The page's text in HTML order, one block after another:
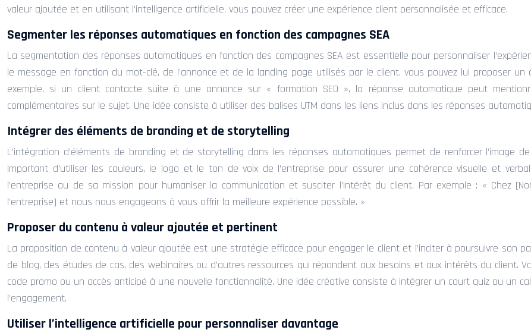
valeur ajoutée et en utilisant l’intelligence artificielle, vous pouvez créer une expérience client personnalisée et efficace.
Segmenter les réponses automatiques en fonction des campagnes SEA
La segmentation des réponses automatiques en fonction des campagnes SEA est essentielle pour personnaliser
le message en fonction du mot-clé, de l’annonce et de la landing page utilisés par le client, vous pouvez lui proposer
exemple, si un client contacte suite à une annonce sur « formation SEO », la réponse automatique peut
complémentaires sur le sujet. Une idée consiste à utiliser des balises UTM dans les liens inclus dans les réponses
Intégrer des éléments de branding et de storytelling
L’intégration d’éléments de branding et de storytelling dans les réponses automatiques permet de renforcer l’image
important d’utiliser les couleurs, le logo et le ton de voix de l’entreprise pour assurer une cohérence visuelle et
l’entreprise ou de sa mission pour humaniser la communication et susciter l’intérêt du client. Par exemple : « Chez
l’entreprise] et nous nous engageons à vous offrir la meilleure expérience possible. »
Proposer du contenu à valeur ajoutée et pertinent
La proposition de contenu à valeur ajoutée est une stratégie efficace pour engager le client et l’inciter à poursuivre son
de blog, des études de cas, des webinaires ou d’autres ressources qui répondent aux besoins et aux intérêts du client.
code promo ou un accès anticipé à une nouvelle fonctionnalité. Une idée créative consiste à intégrer un court quiz ou un
l’engagement.
Utiliser l’intelligence artificielle pour personnaliser davantage